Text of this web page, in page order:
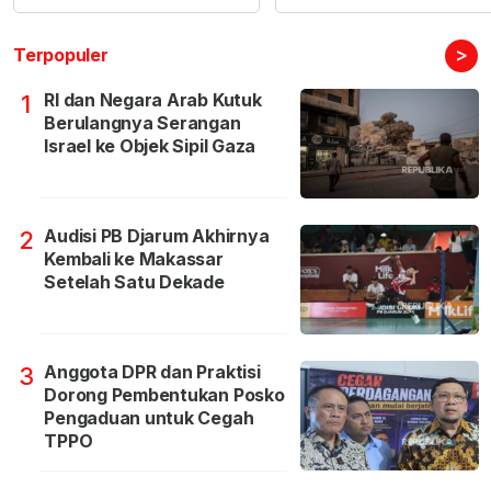
Terpopuler >
1
RI dan Negara Arab Kutuk
Berulangnya Serangan
Israel ke Objek Sipil Gaza
2 Audisi PB Djarum Akhirnya
Kembali ke Makassar
Setelah Satu Dekade
3 Anggota DPR dan Praktisi
Dorong Pembentukan Posko
Pengaduan untuk Cegah
TPPO